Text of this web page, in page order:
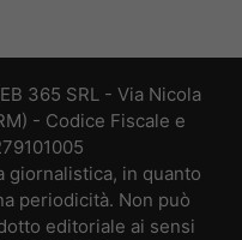
365 SRL - Via Nicola
- Codice Fiscale e
giornalistica, in quanto
periodicità. Non può
editoriale ai sensi